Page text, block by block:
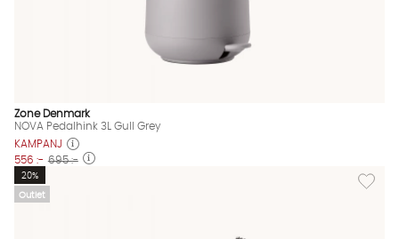
Zone Denmark
NOVA Pedalhink 3L Gull Grey
KAMPANJ
556 :- 695 :-
Outlet
Lägg
20%